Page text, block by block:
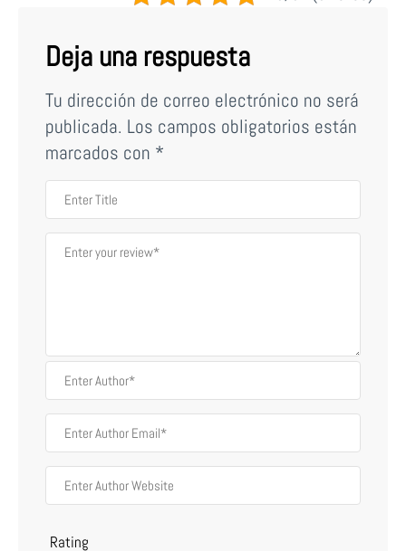
Deja una respuesta
Tu dirección de correo electrónico no será
publicada. Los campos obligatorios están
marcados con *
Rating